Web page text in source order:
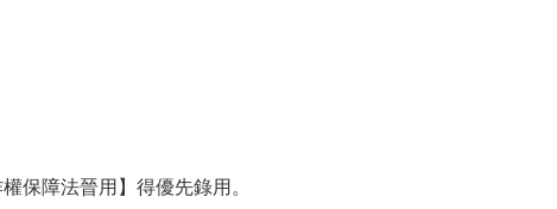
保障法晉用】得優先錄用。